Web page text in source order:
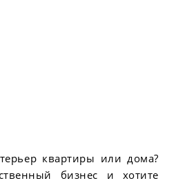
квартиры или дома?
бизнес и хотите